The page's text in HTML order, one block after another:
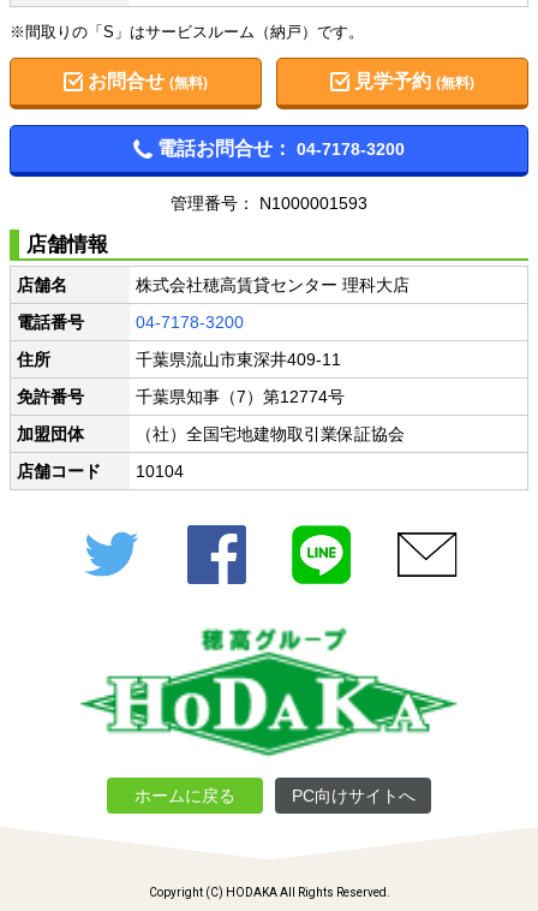
※間取りの「S」はサービスルーム（納戸）です。
お問合せ (無料) 見学予約(無料)
電話お問合せ： 04-7178-3200
管理番号： N1000001593
店舗情報
店舗名
株式会社穂高賃貸センター 理科大店
電話番号
04-7178-3200
住所
千葉県流山市東深井409-11
免許番号
千葉県知事（7）第12774号
加盟団体
（社）全国宅地建物取引業保証協会
店舗コード
10104
Twitter Facebook
ホームに戻る PC向けサイトへ
Copyright (C) HODAKA All Rights Reserved.